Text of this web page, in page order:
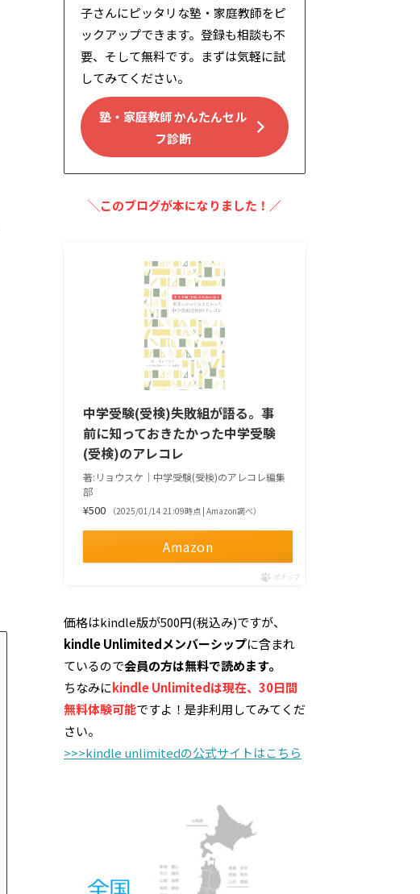
子さんにピッタリな塾・家庭教師をピ
ックアップできます。登録も相談も不
要、そして無料です。まずは気軽に試
してみてください。
塾・家庭教師 かんたんセル
フ診断
╲このブログが本になりました！／
中学受験(受検)失敗組が語る。事
前に知っておきたかった中学受験
(受検)のアレコレ
著:リョウスケ｜中学受験(受検)のアレコレ編集
部
¥500 （2025/01/14 21:09時点 | Amazon調べ）
Amazon
ポチップ
価格はkindle版が500円(税込み)ですが、
kindle Unlimitedメンバーシップに含まれ
ているので会員の方は無料で読めます。
ちなみにkindle Unlimitedは現在、30日間
無料体験可能ですよ！是非利用してみてくだ
さい。
>>>kindle unlimitedの公式サイトはこちら